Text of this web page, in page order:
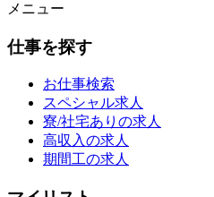
メニュー
仕事を探す
お仕事検索
スペシャル求人
寮/社宅ありの求人
高収入の求人
期間工の求人